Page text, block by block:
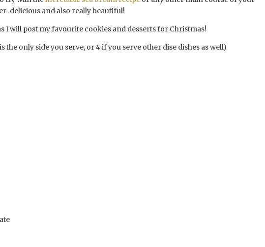
delicious and also really beautiful!
I will post my favourite cookies and desserts for Christmas!
the only side you serve, or 4 if you serve other dise dishes as well)